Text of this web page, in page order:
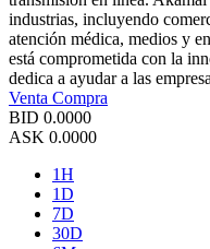
industrias, incluyendo
atención médica, medios y
está comprometida con la
dedica a ayudar a las
Venta Compra
BID 0.0000
ASK 0.0000
1H
1D
7D
30D